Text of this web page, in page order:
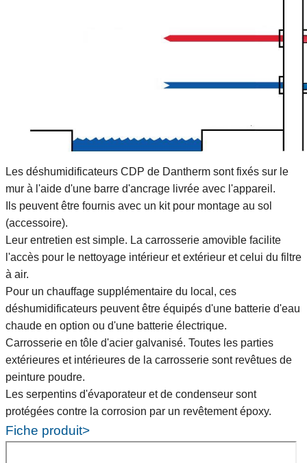
Les déshumidificateurs CDP de Dantherm sont fixés sur le
mur à l'aide d'une barre d'ancrage livrée avec l'appareil.
Ils peuvent être fournis avec un kit pour montage au sol
(accessoire).
Leur entretien est simple. La carrosserie amovible facilite
l'accès pour le nettoyage intérieur et extérieur et celui du filtre
à air.
Pour un chauffage supplémentaire du local, ces
déshumidificateurs peuvent être équipés d'une batterie d'eau
chaude en option ou d'une batterie électrique.
Carrosserie en tôle d'acier galvanisé. Toutes les parties
extérieures et intérieures de la carrosserie sont revêtues de
peinture poudre.
Les serpentins d'évaporateur et de condenseur sont
protégées contre la corrosion par un revêtement époxy.
Fiche produit>